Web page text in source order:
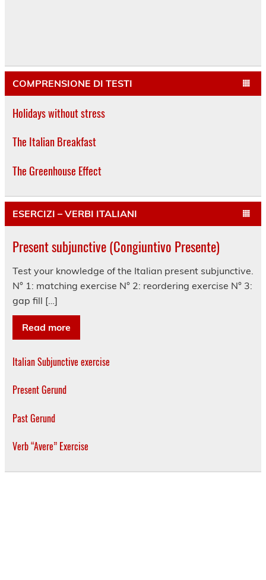
COMPRENSIONE DI TESTI
Holidays without stress
The Italian Breakfast
The Greenhouse Effect
ESERCIZI – VERBI ITALIANI
Present subjunctive (Congiuntivo Presente)
Test your knowledge of the Italian present subjunctive.
N° 1: matching exercise N° 2: reordering exercise N° 3:
gap fill […]
Read more
Italian Subjunctive exercise
Present Gerund
Past Gerund
Verb “Avere” Exercise